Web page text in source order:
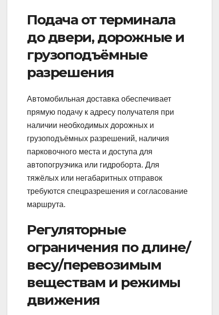
Подача от терминала
до двери, дорожные и
грузоподъёмные
разрешения
Автомобильная доставка обеспечивает
прямую подачу к адресу получателя при
наличии необходимых дорожных и
грузоподъёмных разрешений, наличия
парковочного места и доступа для
автопогрузчика или гидроборта. Для
тяжёлых или негабаритных отправок
требуются спецразрешения и согласование
маршрута.
Регуляторные
ограничения по длине/
весу/перевозимым
веществам и режимы
движения